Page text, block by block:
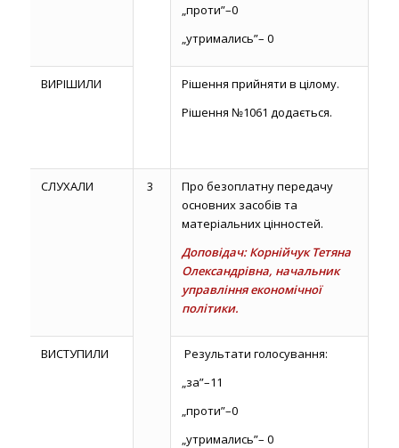
„проти”–0
„утримались”– 0
ВИРІШИЛИ
Рішення прийняти в цілому.
Рішення №1061 додається.
СЛУХАЛИ 3
Про безоплатну передачу
основних засобів та
матеріальних цінностей.
Доповідач: Корнійчук Тетяна
Олександрівна, начальник
управління економічної
політики.
ВИСТУПИЛИ
Результати голосування:
„за”–11
„проти”–0
„утримались”– 0